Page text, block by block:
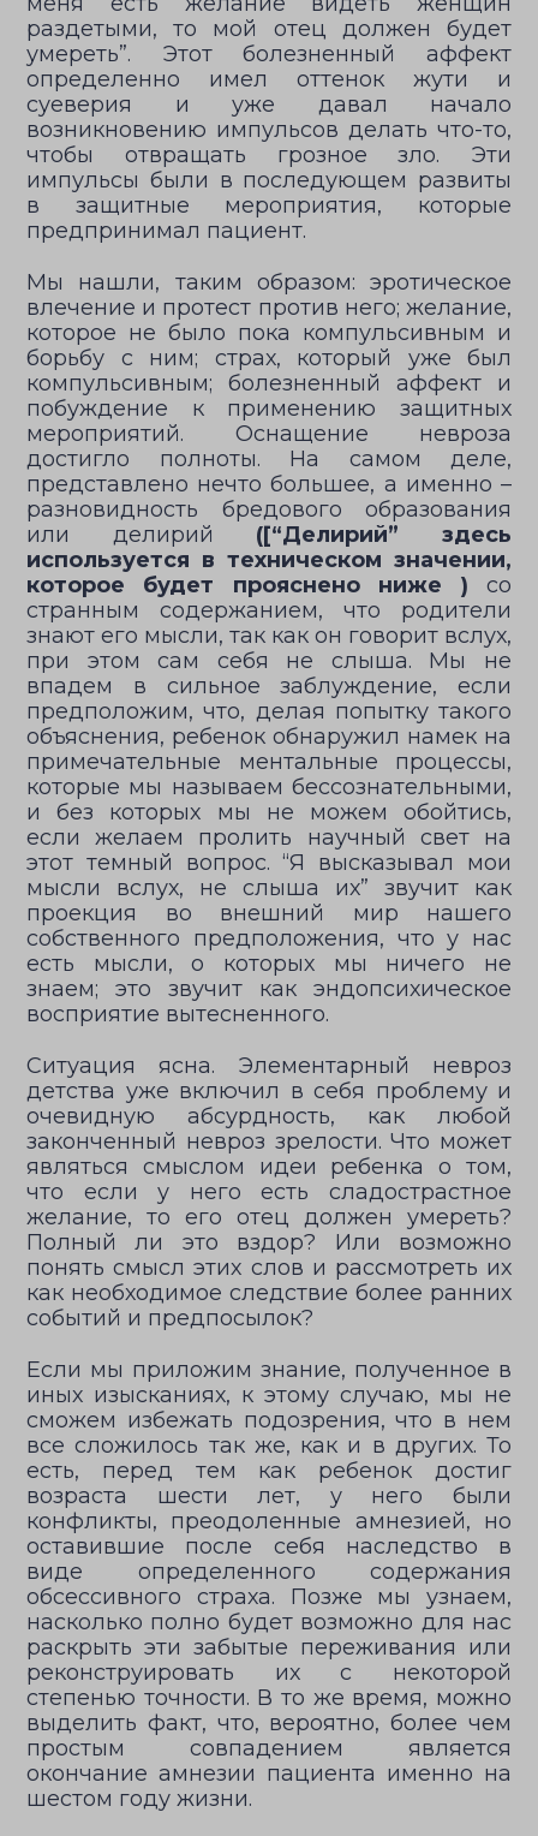
раздетыми, то мой отец должен будет
умереть”. Этот болезненный аффект
определенно имел оттенок жути и
cуеверия и уже давал начало
возникновению импульсов делать что-то,
чтобы отвращать грозное зло. Эти
импульсы были в последующем развиты
в защитные мероприятия, которые
предпринимал пациент.
Мы нашли, таким образом: эротическое
влечение и протест против него; желание,
которое не было пока компульсивным и
борьбу с ним; страх, который уже был
компульсивным; болезненный аффект и
побуждение к применению защитных
мероприятий. Оснащение невроза
достигло полноты. На самом деле,
представлено нечто большее, а именно –
разновидность бредового образования
или делирий ([“Делирий” здесь
используется в техническом значении,
которое будет прояснено ниже ) со
странным содержанием, что родители
знают его мысли, так как он говорит вслух,
при этом сам себя не слыша. Мы не
впадем в сильное заблуждение, если
предположим, что, делая попытку такого
объяснения, ребенок обнаружил намек на
примечательные ментальные процессы,
которые мы называем бессознательными,
и без которых мы не можем обойтись,
если желаем пролить научный свет на
этот темный вопрос. “Я высказывал мои
мысли вслух, не слыша их” звучит как
проекция во внешний мир нашего
собственного предположения, что у нас
есть мысли, о которых мы ничего не
знаем; это звучит как эндопсихическое
восприятие вытесненного.
Ситуация ясна. Элементарный невроз
детства уже включил в себя проблему и
очевидную абсурдность, как любой
законченный невроз зрелости. Что может
являться смыслом идеи ребенка о том,
что если у него есть сладострастное
желание, то его отец должен умереть?
Полный ли это вздор? Или возможно
понять смысл этих слов и рассмотреть их
как необходимое следствие более ранних
событий и предпосылок?
Если мы приложим знание, полученное в
иных изысканиях, к этому случаю, мы не
сможем избежать подозрения, что в нем
все сложилось так же, как и в других. То
есть, перед тем как ребенок достиг
возраста шести лет, у него были
конфликты, преодоленные амнезией, но
оставившие после себя наследство в
виде определенного содержания
обсессивного страха. Позже мы узнаем,
насколько полно будет возможно для нас
раскрыть эти забытые переживания или
реконструировать их с некоторой
степенью точности. В то же время, можно
выделить факт, что, вероятно, более чем
простым совпадением является
окончание амнезии пациента именно на
шестом году жизни.